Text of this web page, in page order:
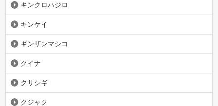
キンクロハジロ
キンケイ
ギンザンマシコ
クイナ
クサシギ
クジャク